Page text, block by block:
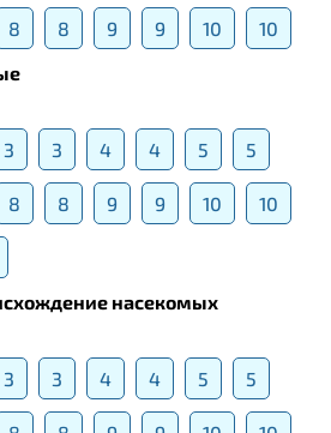
8 8 9 9 10
10
3 3 4 4 5 5
8 8 9 9 10 10
насекомых
3 3 4 4 5 5